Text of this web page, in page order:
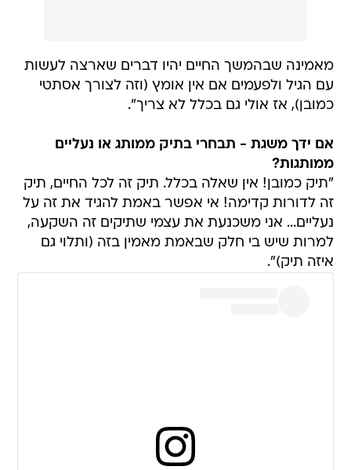
מאמינה שבהמשך החיים יהיו דברים שארצה לעשות
עם הגיל ולפעמים אם אין אומץ (וזה לצורך אסתטי
כמובן), אז אולי גם בכלל לא צריך".
אם ידך משגת - תבחרי בתיק ממותג או נעליים
ממותגות?
"תיק כמובן! אין שאלה בכלל. תיק זה לכל החיים, תיק
זה לדורות קדימה! אי אפשר באמת להגיד את זה על
נעליים... אני משכנעת את עצמי שתיקים זה השקעה,
למרות שיש בי חלק שבאמת מאמין בזה (ותלוי גם
איזה תיק)".